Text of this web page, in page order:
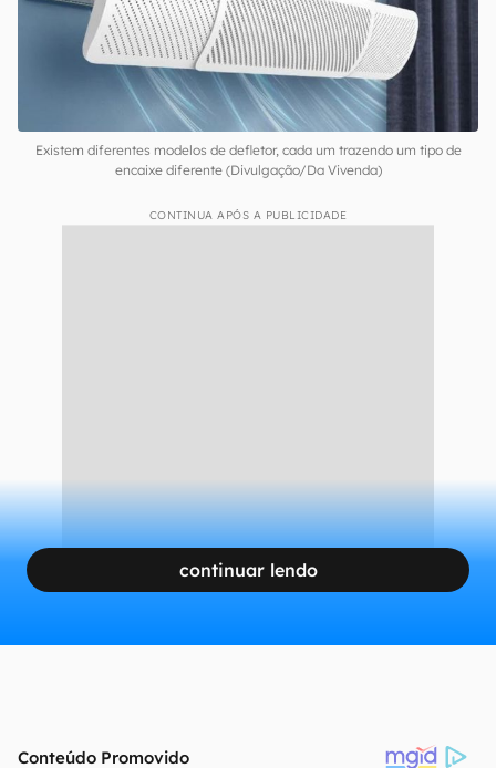
Existem diferentes modelos de defletor, cada um trazendo um tipo de
encaixe diferente (Divulgação/Da Vivenda)
CONTINUA APÓS A PUBLICIDADE
continuar lendo